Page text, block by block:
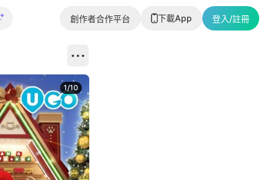
創作者合作平台 下載App 登入/註冊
1/10